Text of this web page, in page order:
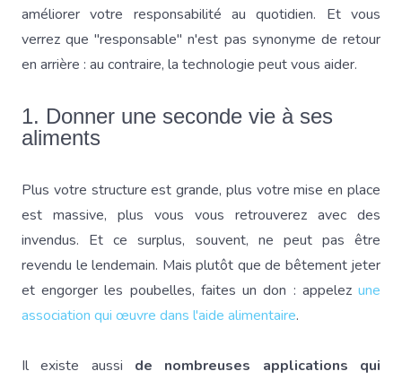
améliorer votre responsabilité au quotidien. Et vous
verrez que "responsable" n'est pas synonyme de retour
en arrière : au contraire, la technologie peut vous aider.
1. Donner une seconde vie à ses
aliments
Plus votre structure est grande, plus votre mise en place
est massive, plus vous vous retrouverez avec des
invendus. Et ce surplus, souvent, ne peut pas être
revendu le lendemain. Mais plutôt que de bêtement jeter
et engorger les poubelles, faites un don : appelez une
association qui œuvre dans l'aide alimentaire.
Il existe aussi de nombreuses applications qui